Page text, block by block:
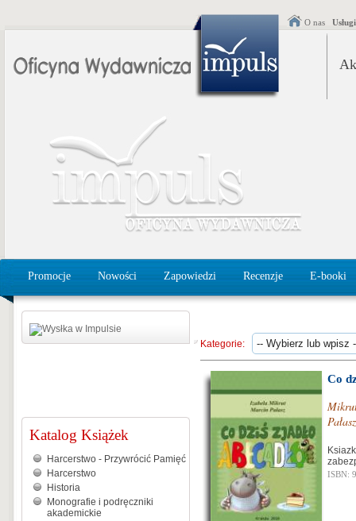
O nas
Promocje Nowości Zapowiedzi Recenzje E-booki
Katalog Książek
Harcerstwo - Przywrócić Pamięć
Harcerstwo
Historia
Monografie i podręczniki
akademickie
Kategorie:
Co
ISBN: